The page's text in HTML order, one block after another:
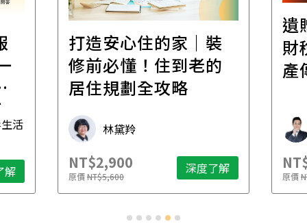
活
解
打造安心住的家｜裝
修前必懂！住到老的
居住規劃全攻略
林黛羚
NT$2,900
原價NT$5,600 深度了解
遺
財
產
原價